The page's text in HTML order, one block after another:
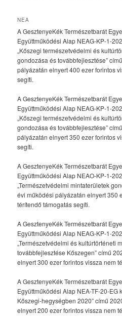
NEA
A GesztenyeKék Természetbarát
Együttműködési Alap NEAG-KP-1-
„Kőszegi természetvédelmi és
gondozása és továbbfejlesztése”
pályázatán elnyert 400 ezer forintos
segíti.
A GesztenyeKék Természetbarát
Együttműködési Alap NEAG-KP-1-
„Kőszegi természetvédelmi és
gondozása és továbbfejlesztése”
pályázatán elnyert 350 ezer forintos
segíti.
A GesztenyeKék Természetbarát
Együttműködési Alap NEAO-KP-1-
„Természetvédelmi mintaterületek
évi működési pályázatán elnyert 350
térítendő támogatás segíti.
A GesztenyeKék Természetbarát
Együttműködési Alap NEAG-KP-1-
„Természetvédelmi és kultúrtörténeti
továbbfejlesztése Kőszegen” című
elnyert 300 ezer forintos vissza nem
A GesztenyeKék Természetbarát
Együttműködési Alap NEA-TF-20-EG
Kőszegi-hegységben 2020” című
elnyert 200 ezer forintos vissza nem